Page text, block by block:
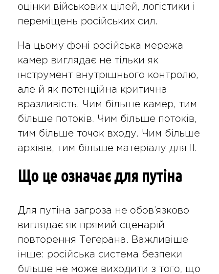
оцінки військових цілей, логістики і
переміщень російських сил.
На цьому фоні російська мережа
камер виглядає не тільки як
інструмент внутрішнього контролю,
але й як потенційна критична
вразливість. Чим більше камер, тим
більше потоків. Чим більше потоків,
тим більше точок входу. Чим більше
архівів, тим більше матеріалу для ІІ.
Що це означає для путіна
Для путіна загроза не обов’язково
виглядає як прямий сценарій
повторення Тегерана. Важливіше
інше: російська система безпеки
більше не може виходити з того, що